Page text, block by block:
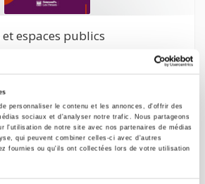
personnaliser le contenu et les annonces, d'offrir des
sociaux et d'analyser notre trafic. Nous partageons
l'utilisation de notre site avec nos partenaires de médias
qui peuvent combiner celles-ci avec d'autres
fournies ou qu'ils ont collectées lors de votre utilisation
espaces publics
femmes en question